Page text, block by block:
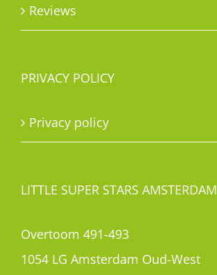
Reviews
PRIVACY POLICY
Privacy policy
LITTLE SUPER STARS AMSTERDAM
Overtoom 491-493
1054 LG Amsterdam Oud-West